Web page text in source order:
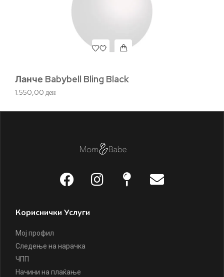
Ланче Babybell Bling Black
1.550,00 ден
Кориснички Услуги
Мој профил
Следење на нарачка
ЧПП
Начини на плаќање